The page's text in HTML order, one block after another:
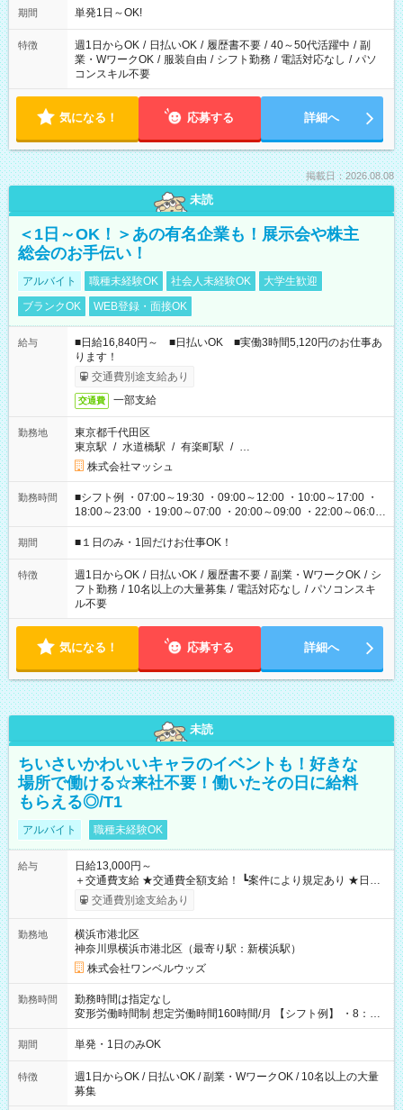
期間 単発1日～OK!
特徴 週1日からOK / 日払いOK / 履歴書不要 / 40～50代活躍中 / 副
業・WワークOK / 服装自由 / シフト勤務 / 電話対応なし / パソ
コンスキル不要
気になる！ 応募する 詳細へ
掲載日：2026.08.08
未読
＜1日～OK！＞あの有名企業も！展示会や株主
総会のお手伝い！
アルバイト 職種未経験OK 社会人未経験OK
大学生歓迎
ブランクOK
WEB登録・面接OK
給与
■日給16,840円～ ■日払いOK ■実働3時間5,120円のお仕事あ
ります！
交通費別途支給あり
交通費 一部支給
勤務地
東京都千代田区
東京駅 / 水道橋駅 / 有楽町駅 / …
株式会社マッシュ
勤務時間
■シフト例 ・07:00～19:30 ・09:00～12:00 ・10:00～17:00 ・
18:00～23:00 ・19:00～07:00 ・20:00～09:00 ・22:00～06:00
etc ★最短で3時間で5,120円のお仕事から 15時間で2万円近く稼
げるお仕事も！ ご希望のお時間に合わせてご紹介！ ※シフトは
ください！
期間 ■１日のみ・1回だけお仕事OK！
特徴 週1日からOK / 日払いOK / 履歴書不要 / 副業・WワークOK / シ
フト勤務 / 10名以上の大量募集 / 電話対応なし / パソコンスキ
ル不要
気になる！ 応募する 詳細へ
未読
ちいさいかわいいキャラのイベントも！好きな
場所で働ける☆来社不要！働いたその日に給料
もらえる◎/T1
アルバイト 職種未経験OK
給与
日給13,000円～
＋交通費支給 ★交通費全額支給！ ┗案件により規定あり ★日払
いOK！（規定あり） ┗働いたその日に現金GET♪ お仕事後はコ
ンビニATMから 日払い分を引き落とせます！ 【試用期間】試
交通費別途支給あり
勤務地
横浜市港北区
神奈川県横浜市港北区（最寄り駅：新横浜駅）
株式会社ワンベルウッズ
勤務時間
勤務時間は指定なし
変形労働時間制 想定労働時間160時間/月 【シフト例】 ・8：00
～21：00
期間 単発・1日のみOK
特徴
週1日からOK / 日払いOK / 副業・WワークOK / 10名以上の大量
募集